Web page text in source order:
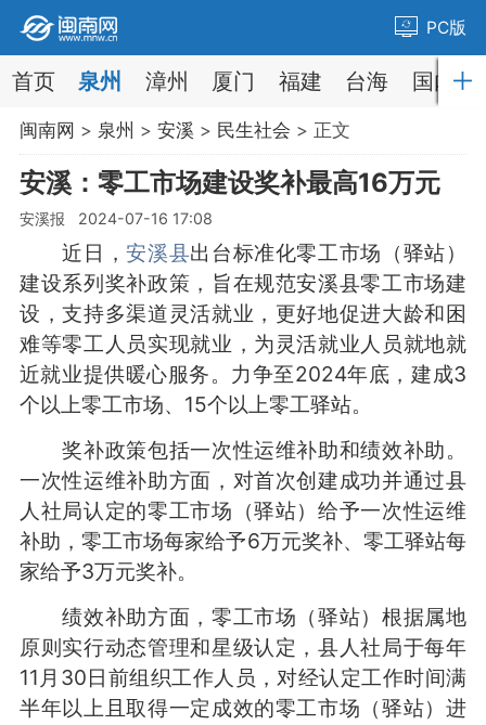
PC版
首页 泉州 漳州 厦门 福建 台海 国内
闽南网 > 泉州 > 安溪 > 民生社会 > 正文
安溪：零工市场建设奖补最高16万元
安溪报 2024-07-16 17:08
近日，安溪县出台标准化零工市场（驿站）
建设系列奖补政策，旨在规范安溪县零工市场建
设，支持多渠道灵活就业，更好地促进大龄和困
难等零工人员实现就业，为灵活就业人员就地就
近就业提供暖心服务。力争至2024年底，建成3
个以上零工市场、15个以上零工驿站。
奖补政策包括一次性运维补助和绩效补助。
一次性运维补助方面，对首次创建成功并通过县
人社局认定的零工市场（驿站）给予一次性运维
补助，零工市场每家给予6万元奖补、零工驿站每
家给予3万元奖补。
绩效补助方面，零工市场（驿站）根据属地
原则实行动态管理和星级认定，县人社局于每年
11月30日前组织工作人员，对经认定工作时间满
半年以上且取得一定成效的零工市场（驿站）进